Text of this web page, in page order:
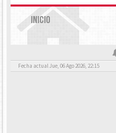
INICIO
Fecha actual Jue, 06 Ago 2026, 22:15